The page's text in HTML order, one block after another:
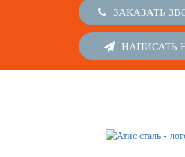
ЗАКАЗАТЬ
НАПИСАТЬ